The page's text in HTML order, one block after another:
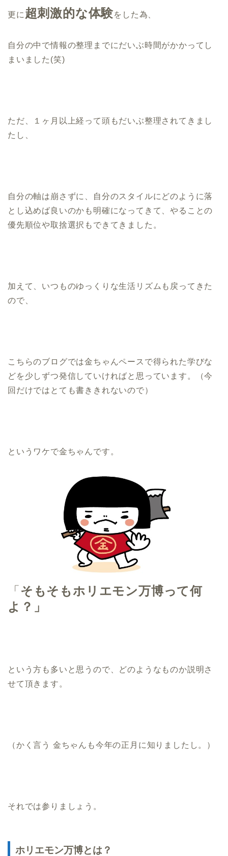
更に 超刺激的な体験をした為、
自分の中で情報の整理までにだいぶ時間がかかってし
まいました(笑)
ただ、１ヶ月以上経って頭もだいぶ整理されてきまし
たし、
自分の軸は崩さずに、自分のスタイルにどのように落
とし込めば良いのかも明確になってきて、やることの
優先順位や取捨選択もできてきました。
加えて、いつものゆっくりな生活リズムも戻ってきた
ので、
こちらのブログでは金ちゃんペースで得られた学びな
どを少しずつ発信していければと思っています。（今
回だけではとても書ききれないので）
というワケで金ちゃんです。
「そもそもホリエモン万博って何
よ？」
という方も多いと思うので、どのようなものか説明さ
せて頂きます。
（かく言う 金ちゃんも今年の正月に知りましたし。）
それでは参りましょう。
ホリエモン万博とは？